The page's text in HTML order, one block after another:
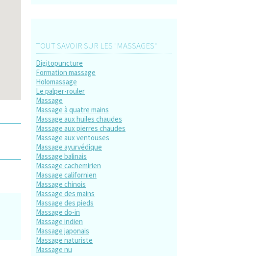
TOUT SAVOIR SUR LES "MASSAGES"
Digitopuncture
Formation massage
Holomassage
Le palper-rouler
Massage
Massage à quatre mains
Massage aux huiles chaudes
Massage aux pierres chaudes
Massage aux ventouses
Massage ayurvédique
Massage balinais
Massage cachemirien
Massage californien
Massage chinois
Massage des mains
Massage des pieds
Massage do-in
Massage indien
Massage japonais
Massage naturiste
Massage nu